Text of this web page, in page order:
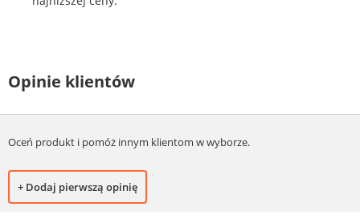
Opinie klientów
Oceń produkt i pomóż innym klientom w wyborze.
+ Dodaj pierwszą opinię